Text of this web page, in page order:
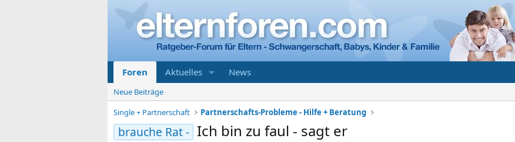
Foren Aktuelles News
Neue Beiträge
Single + Partnerschaft
Partnerschafts-Probleme - Hilfe + Beratung
brauche Rat - Ich bin zu faul - sagt er